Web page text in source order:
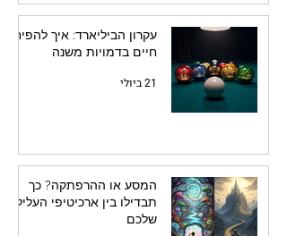
עקרון הביליארד: איך להפיח
חיים בדמויות משנה
21 ביולי
המסע או ההרפתקה? כך
תבדילו בין ארכיטיפי העלילה
שלכם